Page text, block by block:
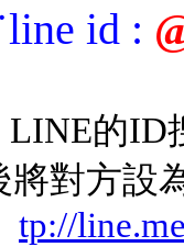
˙line id :
的ID搜
將對方設
tp://